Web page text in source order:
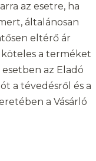
az esetre, ha
általánosan
eltérő ár
a terméket
az Eladó
a tévedésről és a
a Vásárló